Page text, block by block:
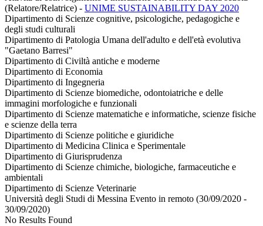
(Relatore/Relatrice) - UNIME SUSTAINABILITY DAY 2020
Dipartimento di Scienze cognitive, psicologiche, pedagogiche e
degli studi culturali
Dipartimento di Patologia Umana dell'adulto e dell'età evolutiva
"Gaetano Barresi"
Dipartimento di Civiltà antiche e moderne
Dipartimento di Economia
Dipartimento di Ingegneria
Dipartimento di Scienze biomediche, odontoiatriche e delle
immagini morfologiche e funzionali
Dipartimento di Scienze matematiche e informatiche, scienze fisiche
e scienze della terra
Dipartimento di Scienze politiche e giuridiche
Dipartimento di Medicina Clinica e Sperimentale
Dipartimento di Giurisprudenza
Dipartimento di Scienze chimiche, biologiche, farmaceutiche e
ambientali
Dipartimento di Scienze Veterinarie
Università degli Studi di Messina Evento in remoto (30/09/2020 -
30/09/2020)
No Results Found